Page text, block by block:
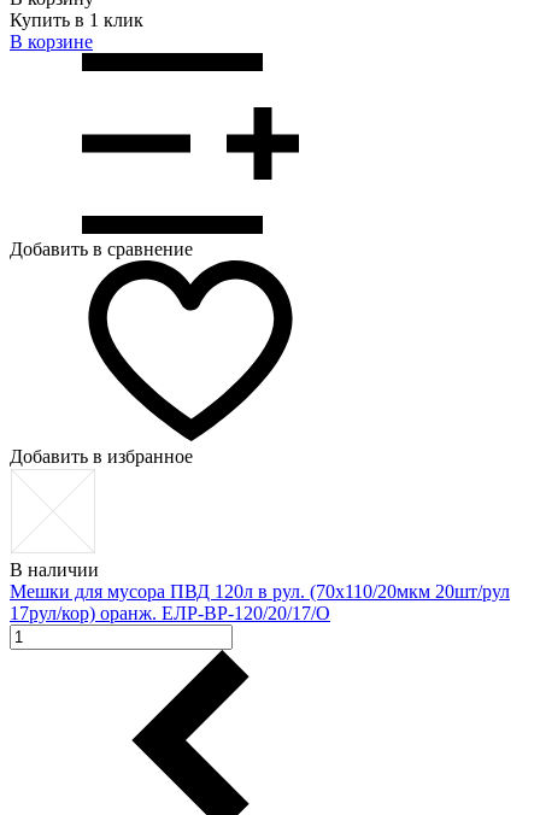
Купить в 1 клик
В корзинe
Добавить в сравнение
Добавить в избранное
В наличии
Мешки для мусора ПВД 120л в рул. (70х110/20мкм 20шт/рул
17рул/кор) оранж. ЕЛР-ВР-120/20/17/О